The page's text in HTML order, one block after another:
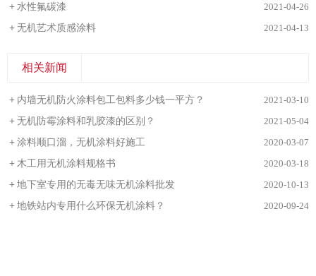
+ 水性氟碳漆
2021-04-26
+ 无机艺术质感涂料 2021-04-13
相关新闻
+ 内墙无机防火涂料包工包料多少钱一平方？
2021-03-10
+ 无机防霉涂料和乳胶漆的区别？
2021-05-04
+ 涂料顺口溜，无机涂料好施工
2020-03-07
+ 木工用无机涂料规格书
2020-03-18
+ 地下室专用的无毒无味无机涂料批发
2020-10-13
+ 地铁站内专用什么环保无机涂料？ 2020-09-24